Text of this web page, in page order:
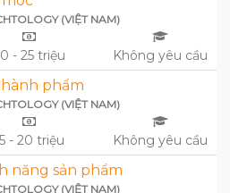
(VIỆT NAM)
- 25 triệu Không yêu cầu
phẩm
(VIỆT NAM)
- 20 triệu Không yêu cầu
năng sản phẩm
(VIỆT NAM)